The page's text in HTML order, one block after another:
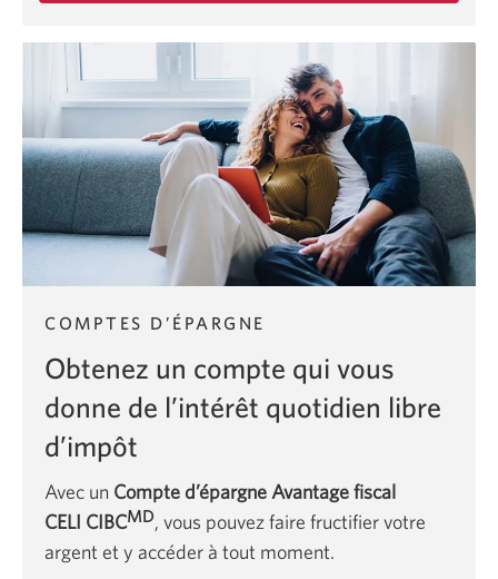
le
Compte
d’épargne
cyberAvantage
COMPTES D’ÉPARGNE
Obtenez un compte qui vous
donne de l’intérêt quotidien libre
d’impôt
Avec un Compte d’épargne Avantage fiscal
CELI CIBCMD, vous pouvez faire fructifier votre
argent et y accéder à tout moment.